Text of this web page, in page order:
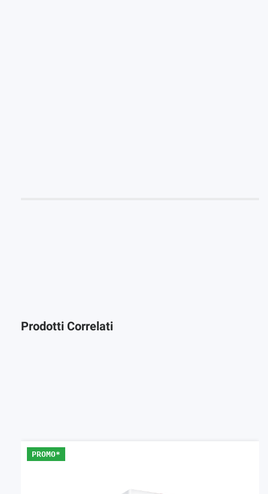
Prodotti Correlati
PROMO*